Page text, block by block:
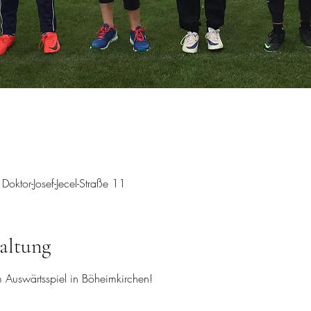
Josef-Jecel-Straße 11
Auswärtsspiel in Böheimkirchen!